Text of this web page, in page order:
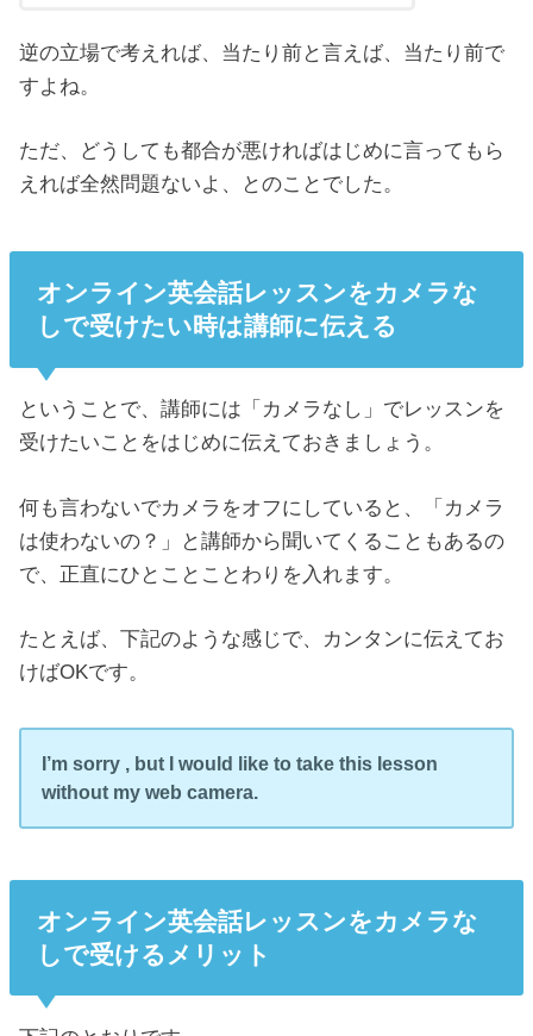
逆の立場で考えれば、当たり前と言えば、当たり前で
すよね。
ただ、どうしても都合が悪ければはじめに言ってもら
えれば全然問題ないよ、とのことでした。
オンライン英会話レッスンをカメラな
しで受けたい時は講師に伝える
ということで、講師には「カメラなし」でレッスンを
受けたいことをはじめに伝えておきましょう。
何も言わないでカメラをオフにしていると、「カメラ
は使わないの？」と講師から聞いてくることもあるの
で、正直にひとことことわりを入れます。
たとえば、下記のような感じで、カンタンに伝えてお
けばOKです。
I’m sorry , but I would like to take this lesson
without my web camera.
オンライン英会話レッスンをカメラな
しで受けるメリット